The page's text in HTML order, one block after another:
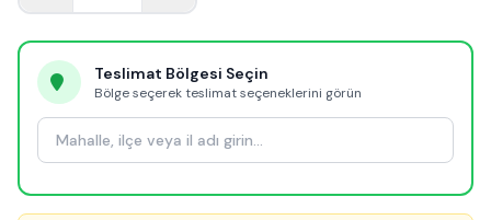
Teslimat Bölgesi Seçin
Bölge seçerek teslimat seçeneklerini görün